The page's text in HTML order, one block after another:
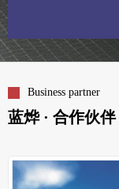
Business partner
蓝烨 · 合作伙伴